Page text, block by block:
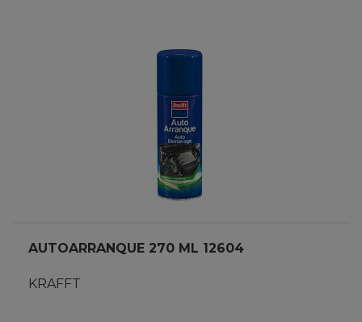
AUTOARRANQUE 270 ML 12604
KRAFFT